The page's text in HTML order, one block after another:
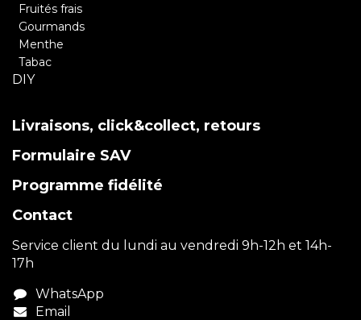
Fruités frais
Gourmands
Menthe
Tabac
DIY
Livraisons, click&collect, retours
Formulaire SAV
Programme fidélité
Contact
Service client du lundi au vendredi 9h-12h et 14h-
17h
WhatsApp
Email